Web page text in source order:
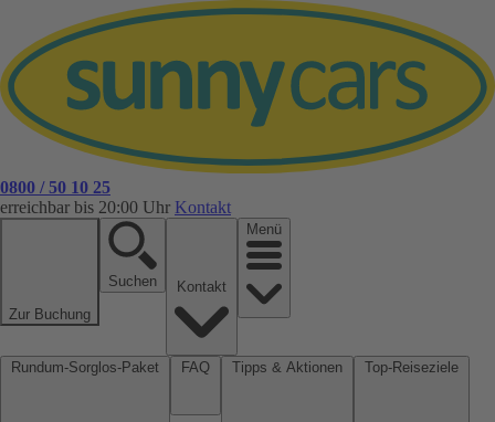
0800 / 50 10 25
erreichbar bis 20:00 Uhr Kontakt
Zur Buchung
Suchen
Menü